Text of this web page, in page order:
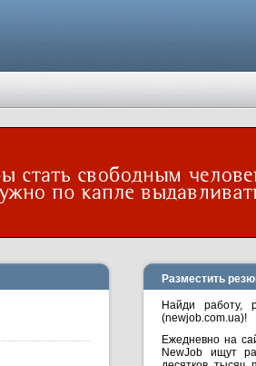
Разместить
Найди работу,
(newjob.com.ua)!
Ежедневно на
NewJob ищут